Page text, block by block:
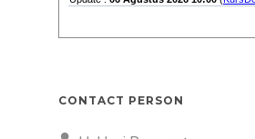
CONTACT PERSON